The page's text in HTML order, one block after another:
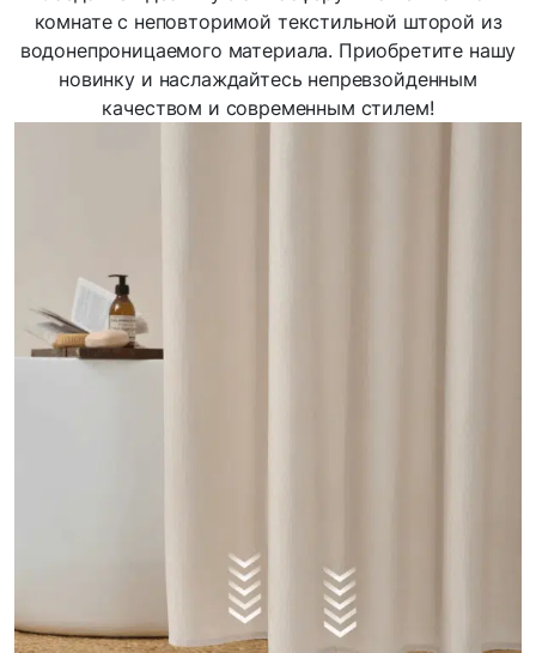
комнате с неповторимой текстильной шторой из
водонепроницаемого материала. Приобретите нашу
новинку и наслаждайтесь непревзойденным
качеством и современным стилем!